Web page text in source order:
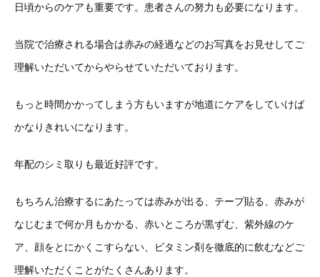
日頃からのケアも重要です。患者さんの努力も必要になります。
当院で治療される場合は赤みの経過などのお写真をお見せしてご
理解いただいてからやらせていただいております。
もっと時間かかってしまう方もいますが地道にケアをしていけば
かなりきれいになります。
年配のシミ取りも最近好評です。
もちろん治療するにあたっては赤みが出る、テープ貼る、赤みが
なじむまで何か月もかかる、赤いところが黒ずむ、紫外線のケ
ア、顔をとにかくこすらない、ビタミン剤を徹底的に飲むなどご
理解いただくことがたくさんあります。